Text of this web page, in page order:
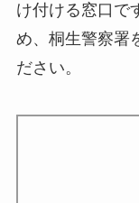
け付ける窓口で
め、桐生警察署
ださい。